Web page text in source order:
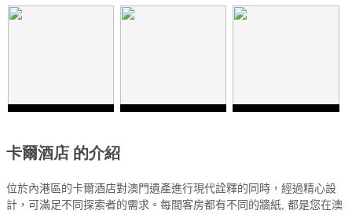
卡爾酒店 的介紹
位於內港區的卡爾酒店對澳門遺產進行現代詮釋的同時，經過精心設
計，可滿足不同探索者的需求。每間客房都有不同的牆紙 都是您在澳